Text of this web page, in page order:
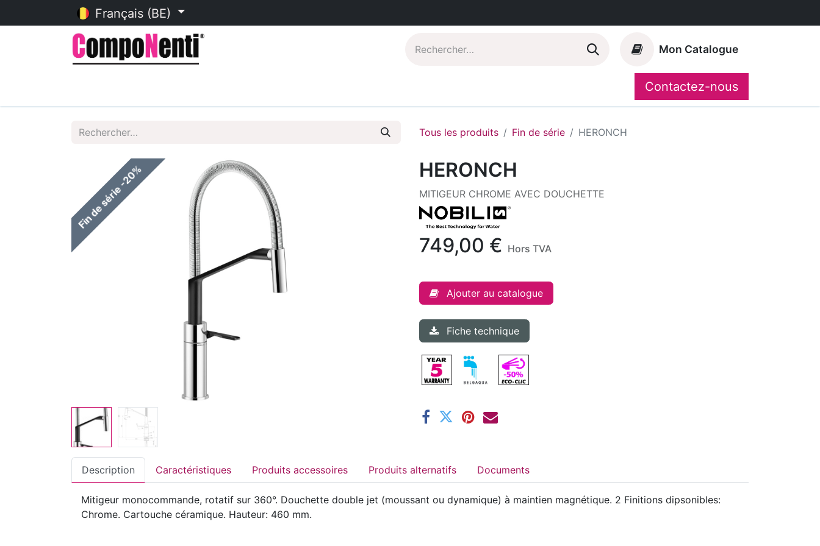
Français (BE)
Mon Catalogue
CompoShop
Contactez-nous
Tous les produits Fin de série HERONCH
Fin de série -20% HERONCH
MITIGEUR CHROME AVEC DOUCHETTE
749,00 € Hors TVA
Ajouter au catalogue
Fiche technique
Description Caractéristiques Produits accessoires Produits alternatifs Documents
Mitigeur monocommande, rotatif sur 360°. Douchette double jet (moussant ou dynamique) à maintien magnétique. 2 Finitions dipsonibles:
Chrome. Cartouche céramique. Hauteur: 460 mm.